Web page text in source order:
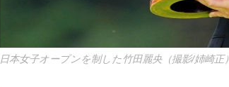
日本女子オープンを制した竹田麗央（撮影/姉崎正）